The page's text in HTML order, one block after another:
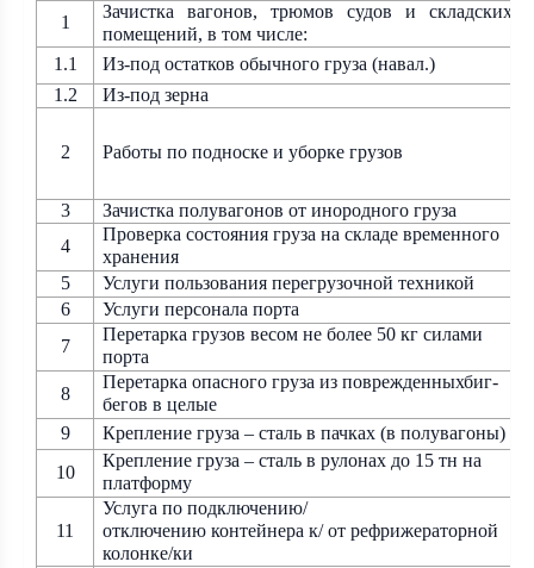
1
Зачистка вагонов, трюмов судов и складских
помещений, в том числе:
1.1
Из-под остатков обычного груза (навал.)
1.2
Из-под зерна
2 Работы по подноске и уборке грузов
3
Зачистка полувагонов от инородного груза
4
Проверка состояния груза на складе временного
хранения
5
Услуги пользования перегрузочной техникой
6
Услуги персонала порта
7
Перетарка грузов весом не более 50 кг силами
порта
8
Перетарка опасного груза из поврежденныхбиг-
бегов в целые
9
Крепление груза – сталь в пачках (в полувагоны)
10
Крепление груза – сталь в рулонах до 15 тн на
платформу
11
Услуга по подключению/
отключению контейнера к/ от рефрижераторной
колонке/ки